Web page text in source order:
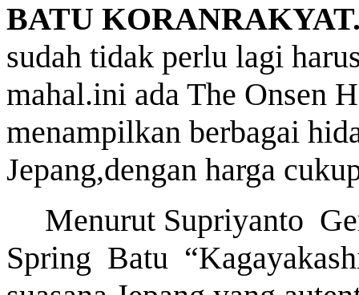
BATU
sudah tidak perlu lagi
mahal.ini ada The Onsen
menampilkan berbagai
Jepang,dengan harga
Menurut Supriyanto
Spring Batu